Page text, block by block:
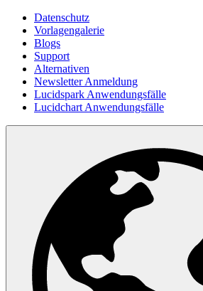
Datenschutz
Vorlagengalerie
Blogs
Support
Alternativen
Newsletter Anmeldung
Lucidspark Anwendungsfälle
Lucidchart Anwendungsfälle